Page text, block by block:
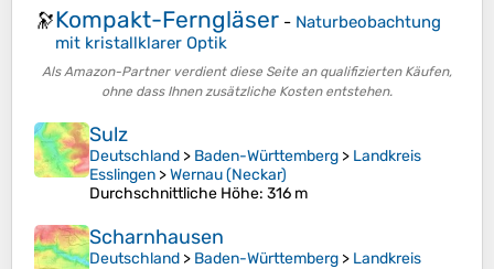
🔭Kompakt-Ferngläser - Naturbeobachtung
mit kristallklarer Optik
Als Amazon-Partner verdient diese Seite an qualifizierten Käufen,
ohne dass Ihnen zusätzliche Kosten entstehen.
Sulz
Deutschland > Baden-Württemberg > Landkreis
Esslingen >Wernau (Neckar)
Durchschnittliche Höhe: 316 m
Scharnhausen
Deutschland > Baden-Württemberg > Landkreis